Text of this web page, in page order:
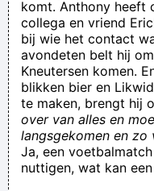
Het was er
'Thuis' is gewoon
die eerlijk gezegd
gedwongen hebben
komt. Anthony heeft
collega en vriend
bij wie het contact
avondeten belt hij
Kneutersen komen.
blikken bier en
te maken, brengt hij
over van alles en
langsgekomen en zo
Ja, een
nuttigen, wat kan